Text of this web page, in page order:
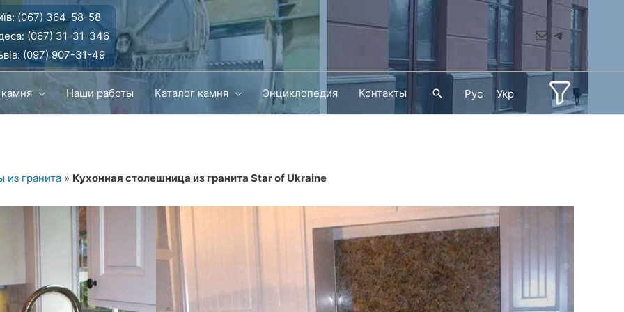
(067) 364-58-58
(067) 31-31-346
(097) 907-31-49
MailTelegram
Наши работы Каталог камня Энциклопедия Контакты ПоискРус Укр
гранита » Кухонная столешница из гранита Star of Ukraine